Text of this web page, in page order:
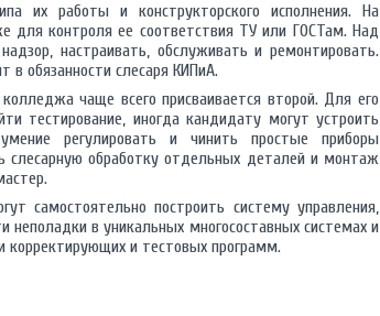
их работы и конструкторского исполнения. На
для контроля ее соответствия ТУ или ГОСТам. Над
настраивать, обслуживать и ремонтировать.
в обязанности слесаря КИПиА.
чаще всего присваивается второй. Для его
тестирование, иногда кандидату могут устроить
регулировать и чинить простые приборы
слесарную обработку отдельных деталей и монтаж
самостоятельно построить систему управления,
в уникальных многосоставных системах и
и тестовых программ.